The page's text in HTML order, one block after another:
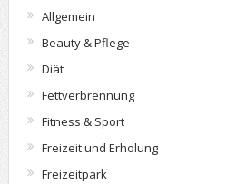
Allgemein
Beauty & Pflege
Diät
Fettverbrennung
Fitness & Sport
Freizeit und Erholung
Freizeitpark